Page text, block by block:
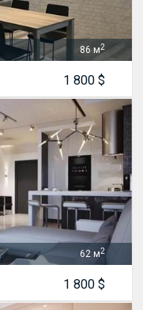
86 м2
1 800 $
62 м2
1 800 $